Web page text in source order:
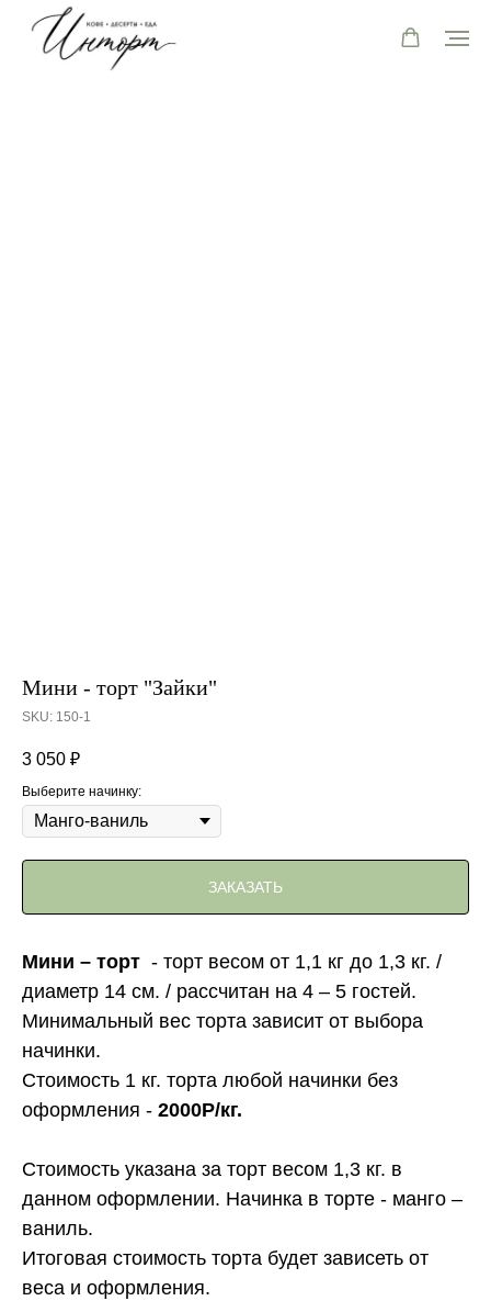
Мини - торт "Зайки"
SKU: 150-1
3 050 ₽
Выберите начинку:
ЗАКАЗАТЬ
Мини – торт - торт весом от 1,1 кг до 1,3 кг. /
диаметр 14 см. / рассчитан на 4 – 5 гостей.
Минимальный вес торта зависит от выбора
начинки.
Стоимость 1 кг. торта любой начинки без
оформления - 2000Р/кг.
Стоимость указана за торт весом 1,3 кг. в
данном оформлении. Начинка в торте - манго –
ваниль.
Итоговая стоимость торта будет зависеть от
веса и оформления.